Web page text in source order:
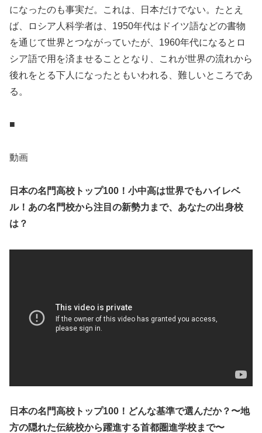
になったのも事実だ。これは、日本だけでない。たとえ
ば、ロシア人科学者は、1950年代はドイツ語などの書物
を通じて世界とつながっていたが、1960年代になるとロ
シア語で用を済ませることとなり、これが世界の流れから
後れをとる下人になったともいわれる、難しいところであ
る。
■
動画
日本の名門高校トップ100！小中高は世界でもハイレベ
ル！あの名門校から注目の新勢力まで、あなたの出身校
は？
日本の名門高校トップ100！どんな基準で選んだか？〜地
方の隠れた伝統校から躍進する首都圏進学校まで〜